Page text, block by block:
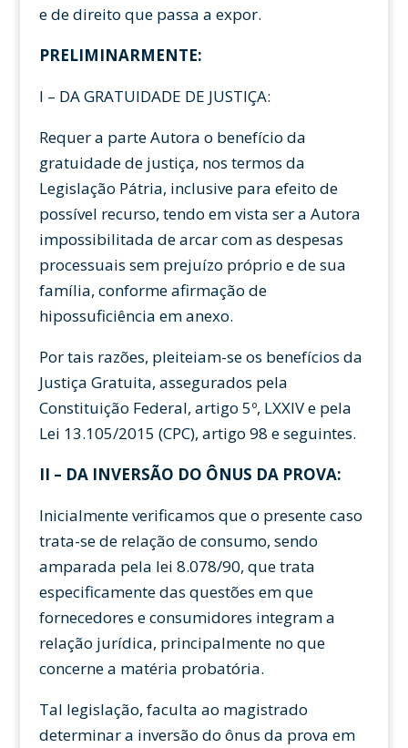
e de direito que passa a expor.
PRELIMINARMENTE:
I – DA GRATUIDADE DE JUSTIÇA:
Requer a parte Autora o benefício da
gratuidade de justiça, nos termos da
Legislação Pátria, inclusive para efeito de
possível recurso, tendo em vista ser a Autora
impossibilitada de arcar com as despesas
processuais sem prejuízo próprio e de sua
família, conforme afirmação de
hipossuficiência em anexo.
Por tais razões, pleiteiam-se os benefícios da
Justiça Gratuita, assegurados pela
Constituição Federal, artigo 5º, LXXIV e pela
Lei 13.105/2015 (CPC), artigo 98 e seguintes.
II – DA INVERSÃO DO ÔNUS DA PROVA:
Inicialmente verificamos que o presente caso
trata-se de relação de consumo, sendo
amparada pela lei 8.078/90, que trata
especificamente das questões em que
fornecedores e consumidores integram a
relação jurídica, principalmente no que
concerne a matéria probatória.
Tal legislação, faculta ao magistrado
determinar a inversão do ônus da prova em